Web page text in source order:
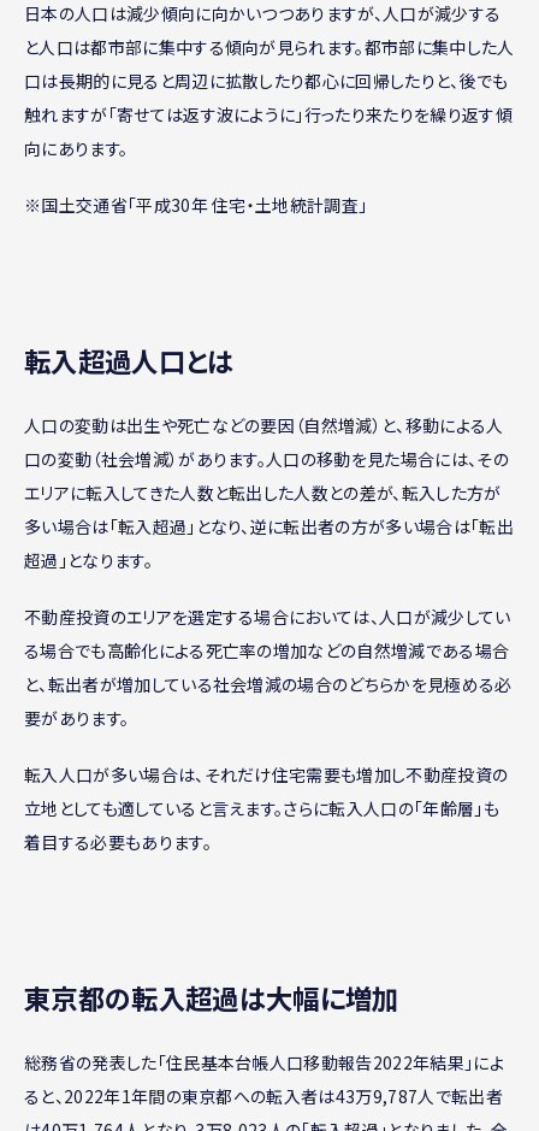
日本の人口は減少傾向に向かいつつありますが、人口が減少する
と人口は都市部に集中する傾向が見られます。都市部に集中した人
口は長期的に見ると周辺に拡散したり都心に回帰したりと、後でも
触れますが「寄せては返す波にように」行ったり来たりを繰り返す傾
向にあります。
※国土交通省「平成30年 住宅・土地統計調査」
転入超過人口とは
人口の変動は出生や死亡などの要因（自然増減）と、移動による人
口の変動（社会増減）があります。人口の移動を見た場合には、その
エリアに転入してきた人数と転出した人数との差が、転入した方が
多い場合は「転入超過」となり、逆に転出者の方が多い場合は「転出
超過」となります。
不動産投資のエリアを選定する場合においては、人口が減少してい
る場合でも高齢化による死亡率の増加などの自然増減である場合
と、転出者が増加している社会増減の場合のどちらかを見極める必
要があります。
転入人口が多い場合は、それだけ住宅需要も増加し不動産投資の
立地としても適していると言えます。さらに転入人口の「年齢層」も
着目する必要もあります。
東京都の転入超過は大幅に増加
総務省の発表した「住民基本台帳人口移動報告2022年結果」によ
ると、2022年1年間の東京都への転入者は43万9,787人で転出者